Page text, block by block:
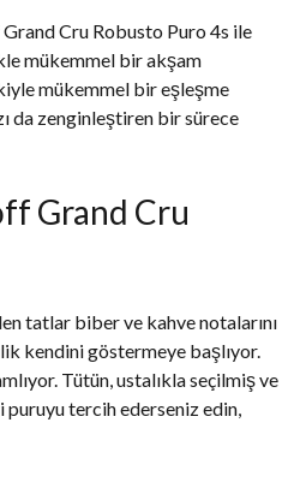
Grand Cru Robusto Puro 4s ile
mükemmel bir akşam
mükemmel bir eşleşme
da zenginleştiren bir sürece
Grand Cru
tatlar biber ve kahve notalarını
kendini göstermeye başlıyor.
Tütün, ustalıkla seçilmiş ve
puruyu tercih ederseniz edin,